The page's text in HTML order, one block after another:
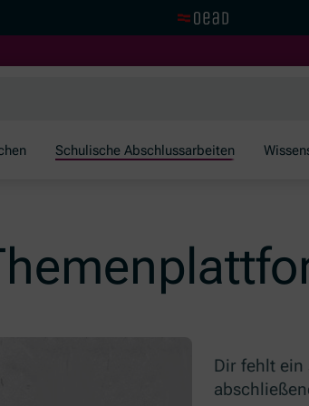
Schulische Abschlussarbeiten
Dir fehlt ein